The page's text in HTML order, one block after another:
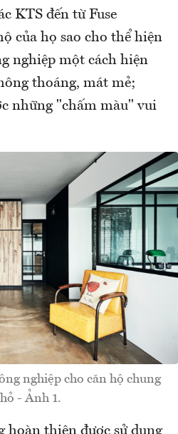
KTS đến từ Fuse
của họ sao cho thể hiện
nghiệp một cách hiện
thoáng, mát mẻ;
những "chấm màu" vui
nghiệp cho căn hộ chung
- Ảnh 1.
hoàn thiện được sử dụng